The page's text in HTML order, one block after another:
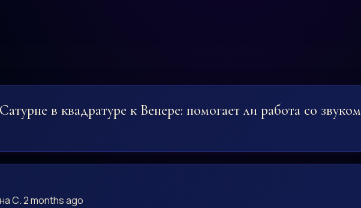
в квадратуре к Венере: помогает ли работа со звуком
С.2 months ago